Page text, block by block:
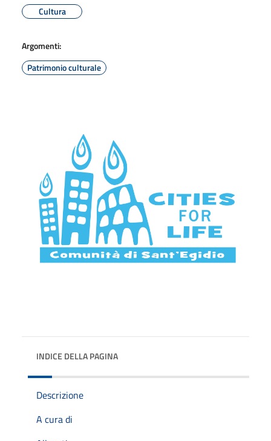
Cultura
Argomenti:
Patrimonio culturale
INDICE DELLA PAGINA
Descrizione
A cura di